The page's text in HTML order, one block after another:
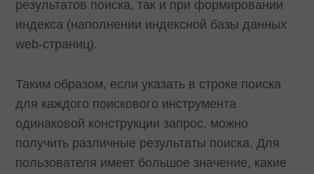
результатов поиска, так и при формировании
индекса (наполнении индексной базы данных
web-страниц).
Таким образом, если указать в строке поиска
для каждого поискового инструмента
одинаковой конструкции запрос, можно
получить различные результаты поиска. Для
пользователя имеет большое значение, какие